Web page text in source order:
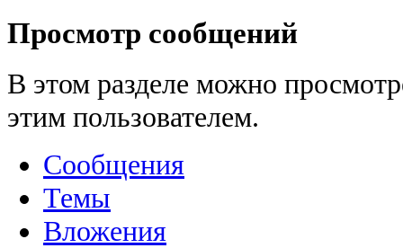
Просмотр сообщений
В этом разделе можно
этим пользователем.
Сообщения
Темы
Вложения